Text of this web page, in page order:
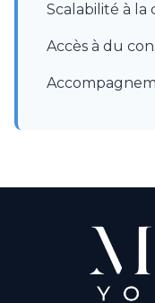
Scalabilité à la
Accès à du